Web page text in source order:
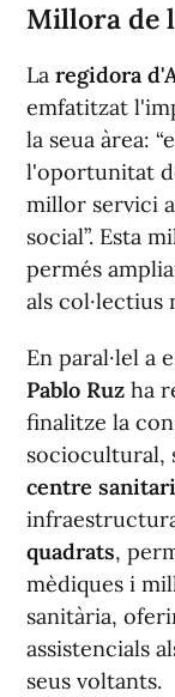
Millora de
La regidora
emfatitzat
la seua àrea:
l'oportunitat
millor servici
social”. Esta
permés
als col·lectius
En paral·lel a
Pablo Ruz ha
finalitze la
sociocultural,
centre
quadrats,
mèdiques i
sanitària,
assistencials
seus voltants.